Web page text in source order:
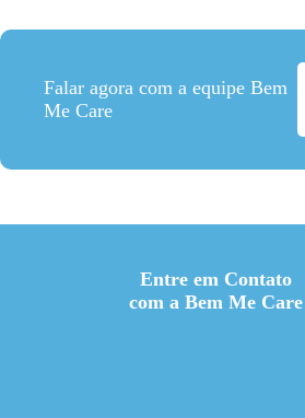
Falar agora com a equipe Bem
Me Care
Entre em Contato
com a Bem Me Care